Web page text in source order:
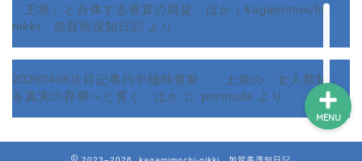
「王将」と合体する垂直の凱旋、ほか｜kagamimochi-
nikki 加賀美茂知日記 より
20260406注目記事日中随時更新 土俵の「女人禁制」
を真実の昇華へと貫く、ほか に porntude より
MENU
ランキング